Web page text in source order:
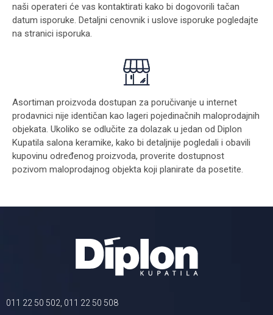
naši operateri će vas kontaktirati kako bi dogovorili tačan
datum isporuke. Detaljni cenovnik i uslove isporuke pogledajte
na stranici isporuka.
Asortiman proizvoda dostupan za poručivanje u internet
prodavnici nije identičan kao lageri pojedinačnih maloprodajnih
objekata. Ukoliko se odlučite za dolazak u jedan od Diplon
Kupatila salona keramike, kako bi detaljnije pogledali i obavili
kupovinu određenog proizvoda, proverite dostupnost
pozivom maloprodajnog objekta koji planirate da posetite.
011 22 50 502, 011 22 50 508